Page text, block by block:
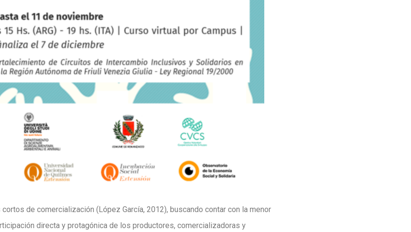
de comercialización (López García, 2012), buscando contar con la menor
directa y protagónica de los productores, comercializadoras y